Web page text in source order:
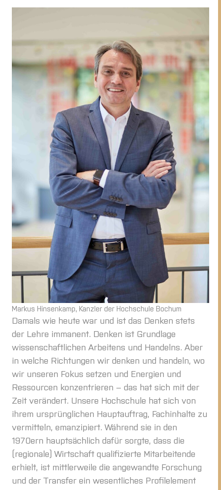
Markus Hinsenkamp, Kanzler der Hochschule Bochum
Damals wie heute war und ist das Denken stets
der Lehre immanent. Denken ist Grundlage
wissenschaftlichen Arbeitens und Handelns. Aber
in welche Richtungen wir denken und handeln, wo
wir unseren Fokus setzen und Energien und
Ressourcen konzentrieren – das hat sich mit der
Zeit verändert. Unsere Hochschule hat sich von
ihrem ursprünglichen Hauptauftrag, Fachinhalte zu
vermitteln, emanzipiert. Während sie in den
1970ern hauptsächlich dafür sorgte, dass die
(regionale) Wirtschaft qualifizierte Mitarbeitende
erhielt, ist mittlerweile die angewandte Forschung
und der Transfer ein wesentliches Profilelement